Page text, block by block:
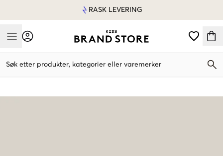
RASK LEVERING
Mobile Menu
Søk etter produkter, kategorier eller varemerker